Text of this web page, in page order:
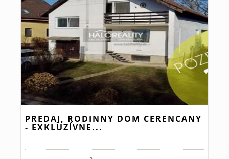
PREDAJ, RODINNÝ DOM ČERENČANY
- EXKLUZÍVNE...